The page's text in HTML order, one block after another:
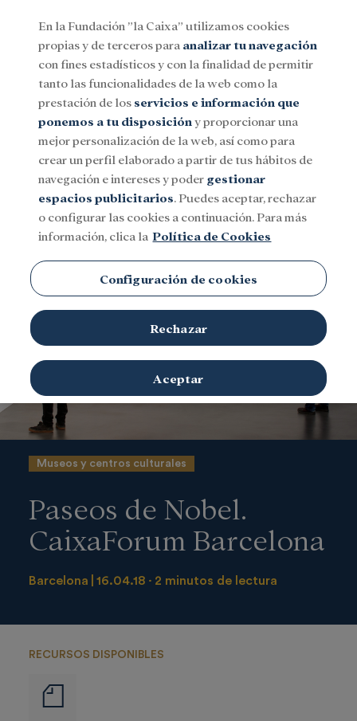
Menu
SocialInvestigación y becasCultura
Museos y centros culturales
Paseos de Nobel.
CaixaForum Barcelona
Barcelona 16.04.18 2 minutos de lectura
RECURSOS DISPONIBLES
de
En la Fundación ”la Caixa” utilizamos cookies
propias y de terceros para analizar tu navegación
con fines estadísticos y con la finalidad de permitir
tanto las funcionalidades de la web como la
prestación de los servicios e información que
ponemos a tu disposición y proporcionar una
mejor personalización de la web, así como para
crear un perfil elaborado a partir de tus hábitos de
navegación e intereses y poder gestionar
espacios publicitarios. Puedes aceptar, rechazar
o configurar las cookies a continuación. Para más
información, clica la Política de Cookies
Configuración de cookies
Rechazar
Aceptar